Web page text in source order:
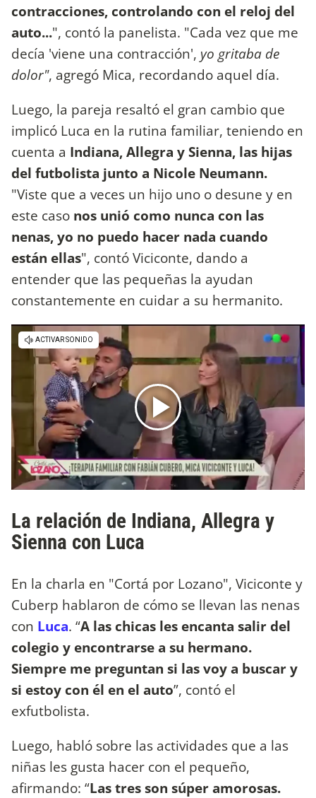
contracciones, controlando con el reloj del
auto...", contó la panelista. "Cada vez que me
decía 'viene una contracción', yo gritaba de
dolor", agregó Mica, recordando aquel día.
Luego, la pareja resaltó el gran cambio que
implicó Luca en la rutina familiar, teniendo en
cuenta a Indiana, Allegra y Sienna, las hijas
del futbolista junto a Nicole Neumann.
"Viste que a veces un hijo uno o desune y en
este caso nos unió como nunca con las
nenas, yo no puedo hacer nada cuando
están ellas", contó Viciconte, dando a
entender que las pequeñas la ayudan
constantemente en cuidar a su hermanito.
La relación de Indiana, Allegra y
Sienna con Luca
En la charla en "Cortá por Lozano", Viciconte y
Cuberp hablaron de cómo se llevan las nenas
con Luca. “A las chicas les encanta salir del
colegio y encontrarse a su hermano.
Siempre me preguntan si las voy a buscar y
si estoy con él en el auto”, contó el
exfutbolista.
Luego, habló sobre las actividades que a las
niñas les gusta hacer con el pequeño,
afirmando: “Las tres son súper amorosas.